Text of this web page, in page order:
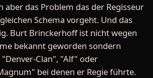
aber das Problem das der Regisseur
Schema vorgeht. Und das
Burt Brinckerhoff ist nicht wegen
bekannt geworden sondern
Clan", "Alf" oder
bei denen er Regie führte.